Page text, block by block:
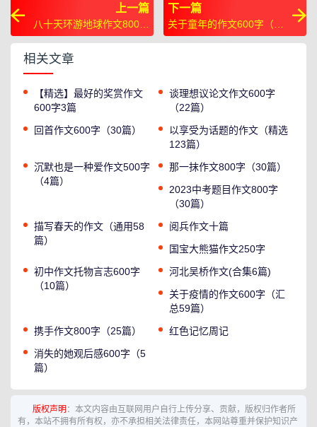
上一篇
八十天环游地球作文800字
（11篇）
下一篇
关于童年的作文600字（5
篇）
相关文章
【精选】最好的奖赏作文
600字3篇
谈理想议论文作文600字
（22篇）
回首作文600字（30篇）
以享受为话题的作文（精选
123篇）
沉默也是一种爱作文500字
（4篇）
那一抹作文800字（30篇）
2023中考题目作文800字
（30篇）
描写春天的作文（通用58
篇）
阅兵作文十篇
国宝大熊猫作文250字
初中作文托物言志600字
（10篇）
河北吴桥作文(合集6篇)
关于疫情的作文600字（汇
总59篇）
携手作文800字（25篇）
红色记忆周记
消失的她观后感600字（5
篇）
版权声明 ：本文内容由互联网用户自行上传分享、贡献，版权归作者所
有，本站不拥有所有权，亦不承担相关法律责任，本网站尊重并保护知识产